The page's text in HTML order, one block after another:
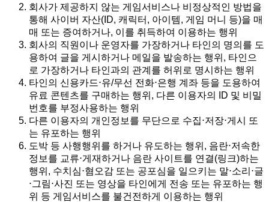
회사가 제공하지 않는 게임서비스나 비정상적인 방법을
통해 사이버 자산(ID, 캐릭터, 아이템, 게임 머니 등)을 매
매 또는 증여하거나, 이를 취득하여 이용하는 행위
회사의 직원이나 운영자를 가장하거나 타인의 명의를 도
용하여 글을 게시하거나 메일을 발송하는 행위, 타인으
로 가장하거나 타인과의 관계를 허위로 명시하는 행위
타인의 신용카드⋅유/무선 전화⋅은행 계좌 등을 도용하여
유료 콘텐츠를 구매하는 행위, 다른 이용자의 ID 및 비밀
번호를 부정사용하는 행위
다른 이용자의 개인정보를 무단으로 수집⋅저장⋅게시 또
는 유포하는 행위
도박 등 사행행위를 하거나 유도하는 행위, 음란⋅저속한
정보를 교류⋅게재하거나 음란 사이트를 연결(링크)하는
행위, 수치심⋅혐오감 또는 공포심을 일으키는 말⋅소리⋅글
⋅그림⋅사진 또는 영상을 타인에게 전송 또는 유포하는 행
위 등 게임서비스를 불건전하게 이용하는 행위